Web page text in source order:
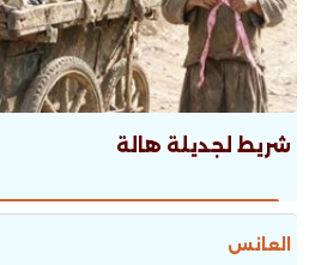
شريط لجديلة هالة
العانس